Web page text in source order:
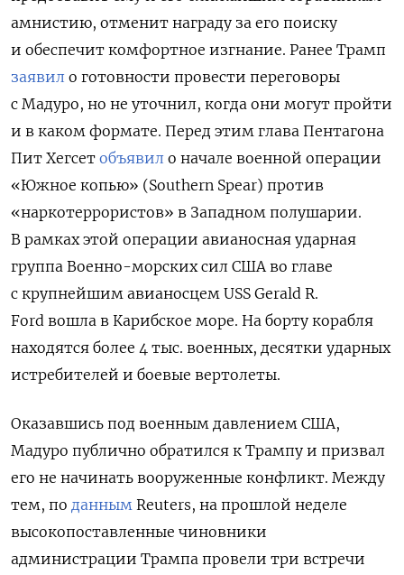
амнистию, отменит награду за его поиску
и обеспечит комфортное изгнание. Ранее Трамп
заявил о готовности провести переговоры
с Мадуро, но не уточнил, когда они могут пройти
и в каком формате. Перед этим глава Пентагона
Пит Хегсет объявил о начале военной операции
«Южное копью» (Southern Spear) против
«наркотеррористов» в Западном полушарии.
В рамках этой операции авианосная ударная
группа Военно-морских сил США во главе
с крупнейшим авианосцем USS Gerald R.
Ford вошла в Карибское море. На борту корабля
находятся более 4 тыс. военных, десятки ударных
истребителей и боевые вертолеты.
Оказавшись под военным давлением США,
Мадуро публично обратился к Трампу и призвал
его не начинать вооруженные конфликт. Между
тем, по данным Reuters, на прошлой неделе
высокопоставленные чиновники
администрации Трампа провели три встречи